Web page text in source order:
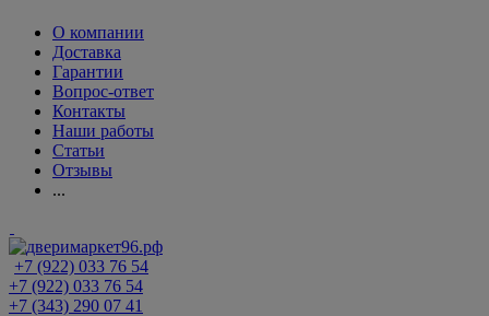
О компании
Доставка
Гарантии
Вопрос-ответ
Контакты
Наши работы
Статьи
Отзывы
...
+7 (922) 033 76 54
+7 (922) 033 76 54
+7 (343) 290 07 41